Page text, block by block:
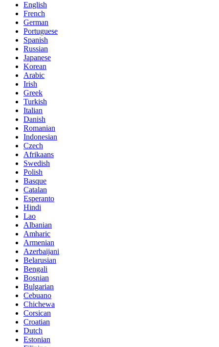
English
French
German
Portuguese
Spanish
Russian
Japanese
Korean
Arabic
Irish
Greek
Turkish
Italian
Danish
Romanian
Indonesian
Czech
Afrikaans
Swedish
Polish
Basque
Catalan
Esperanto
Hindi
Lao
Albanian
Amharic
Armenian
Azerbaijani
Belarusian
Bengali
Bosnian
Bulgarian
Cebuano
Chichewa
Corsican
Croatian
Dutch
Estonian